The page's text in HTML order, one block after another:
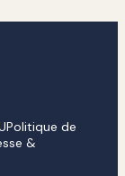
Politique de
&